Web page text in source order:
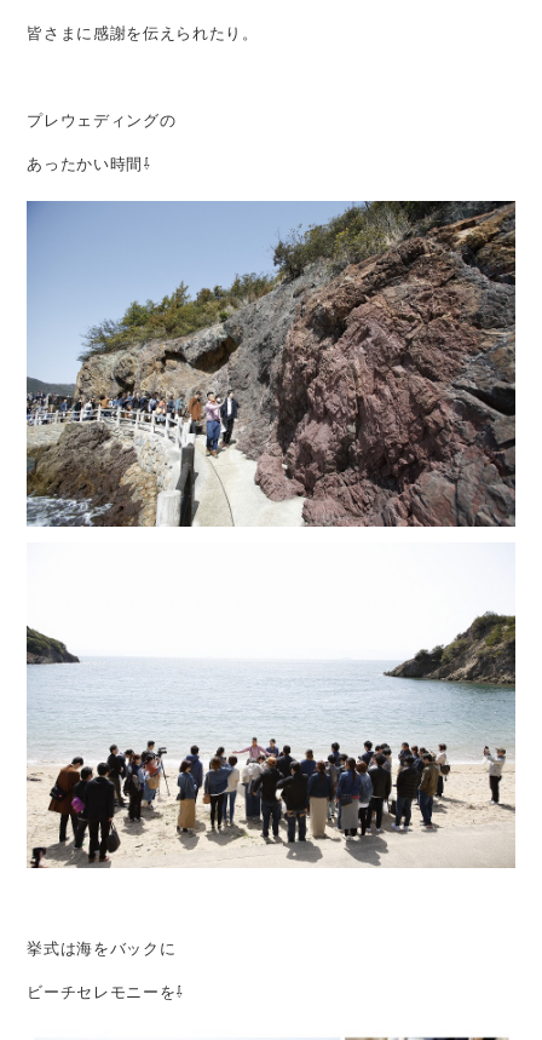
皆さまに感謝を伝えられたり。
プレウェディングの
あったかい時間⇩
挙式は海をバックに
ビーチセレモニーを⇩